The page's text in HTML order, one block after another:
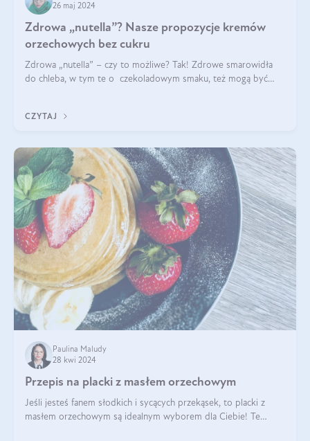
26 maj 2024
Zdrowa „nutella”? Nasze propozycje kremów
orzechowych bez cukru
Zdrowa „nutella” – czy to możliwe? Tak! Zdrowe smarowidła
do chleba, w tym te o czekoladowym smaku, też mogą być
CZYTAJ
Paulina Maludy
28 kwi 2024
Przepis na placki z masłem orzechowym
Jeśli jesteś fanem słodkich i sycących przekąsek, to placki z
masłem orzechowym są idealnym wyborem dla Ciebie! Te